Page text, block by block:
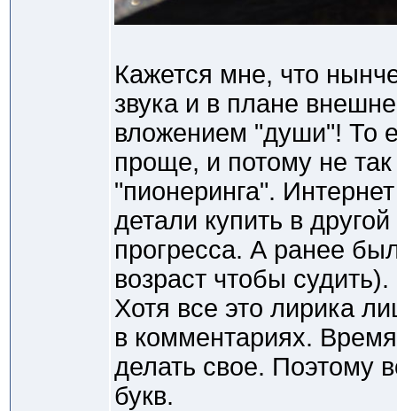
Кажется мне, что
звука и в плане
вложением "души"! То
проще, и потому не
"пионеринга".
детали купить в
прогресса. А ранее
возраст чтобы судить).
Хотя все это лирика
в комментариях.
делать свое. Поэтому
букв.